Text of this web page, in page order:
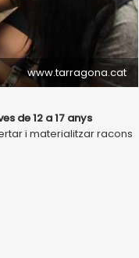
www.tarragona.cat
de 12 a 17 anys
i materialitzar racons